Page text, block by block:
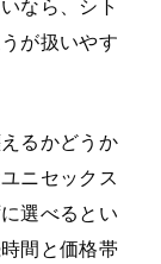
なら、シト
が扱いやす
るかどうか
ニセックス
選べるとい
間と価格帯